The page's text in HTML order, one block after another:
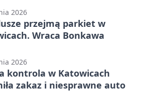
2026
przejmą parkiet w
Wraca Bonkawa
2026
kontrola w Katowicach
zakaz i niesprawne auto